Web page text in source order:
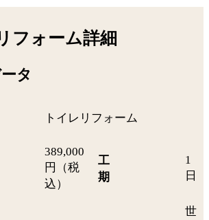
フォーム詳細
タ
トイレリフォーム
389,000
円（税
込）
工
期
1
日
世